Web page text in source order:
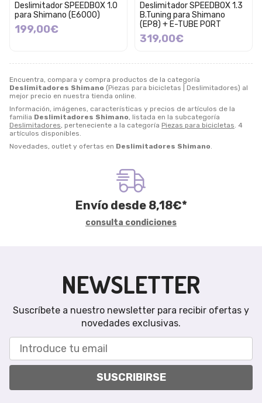
Encuentra, compara y compra productos de la categoría
Deslimitadores Shimano (Piezas para bicicletas | Deslimitadores) al
mejor precio en nuestra tienda online.
Información, imágenes, características y precios de artículos de la
familia Deslimitadores Shimano, listada en la subcategoría
Deslimitadores, perteneciente a la categoría Piezas para bicicletas. 4
artículos disponibles.
Novedades, outlet y ofertas en Deslimitadores Shimano.
Deslimitador SPEEDBOX 1.0
para Shimano (E6000)
199,00€
Deslimitador SPEEDBOX 1.3
B.Tuning para Shimano
(EP8) + E-TUBE PORT
319,00€
Envío desde 8,18€*
consulta condiciones
NEWSLETTER
Suscríbete a nuestro newsletter para recibir ofertas y
novedades exclusivas.
SUSCRIBIRSE